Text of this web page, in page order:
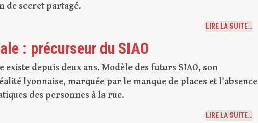
de secret partagé.
LIRE LA SUITE…
: précurseur du SIAO
depuis deux ans. Modèle des futurs SIAO, son
lyonnaise, marquée par le manque de places et l’absence
des personnes à la rue.
LIRE LA SUITE…